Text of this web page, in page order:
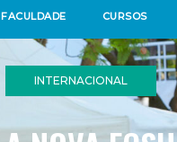
FACULDADE CURSOS
INTERNACIONAL